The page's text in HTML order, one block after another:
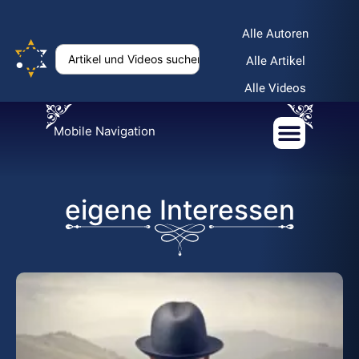
Alle Autoren
Alle Artikel
Alle Videos
Mobile Navigation
eigene Interessen